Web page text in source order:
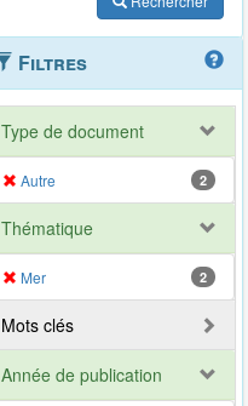
Filtres
Type de document
Autre 2
Thématique
Mer 2
Mots clés
Année de publication